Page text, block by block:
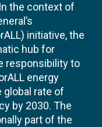
the context of
initiative, the
hub for
responsibility to
energy
rate of
by 2030. The
part of the